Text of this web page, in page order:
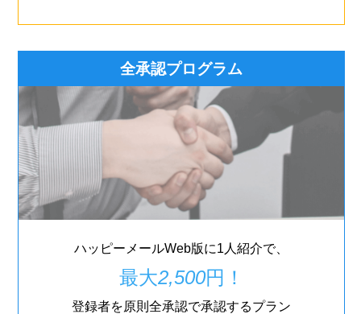
全承認プログラム
ハッピーメールWeb版に1人紹介で、
最大2,500円！
登録者を原則全承認で承認するプラン